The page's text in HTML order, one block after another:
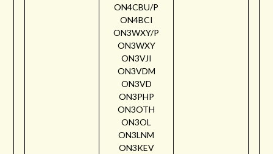
ON4CBU/P
ON4BCI
ON3WXY/P
ON3WXY
ON3VJI
ON3VDM
ON3VD
ON3PHP
ON3OTH
ON3OL
ON3LNM
ON3KEV